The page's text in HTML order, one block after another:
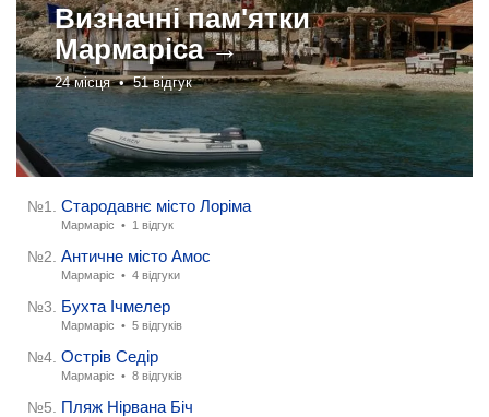
Визначні пам'ятки
Мармаріса →
24 місця •51 відгук
№1. Стародавнє місто Лоріма
Мармаріс • 1 відгук
№2. Античне місто Амос
Мармаріс • 4 відгуки
№3. Бухта Ічмелер
Мармаріс • 5 відгуків
№4. Острів Седір
Мармаріс • 8 відгуків
№5. Пляж Нірвана Біч